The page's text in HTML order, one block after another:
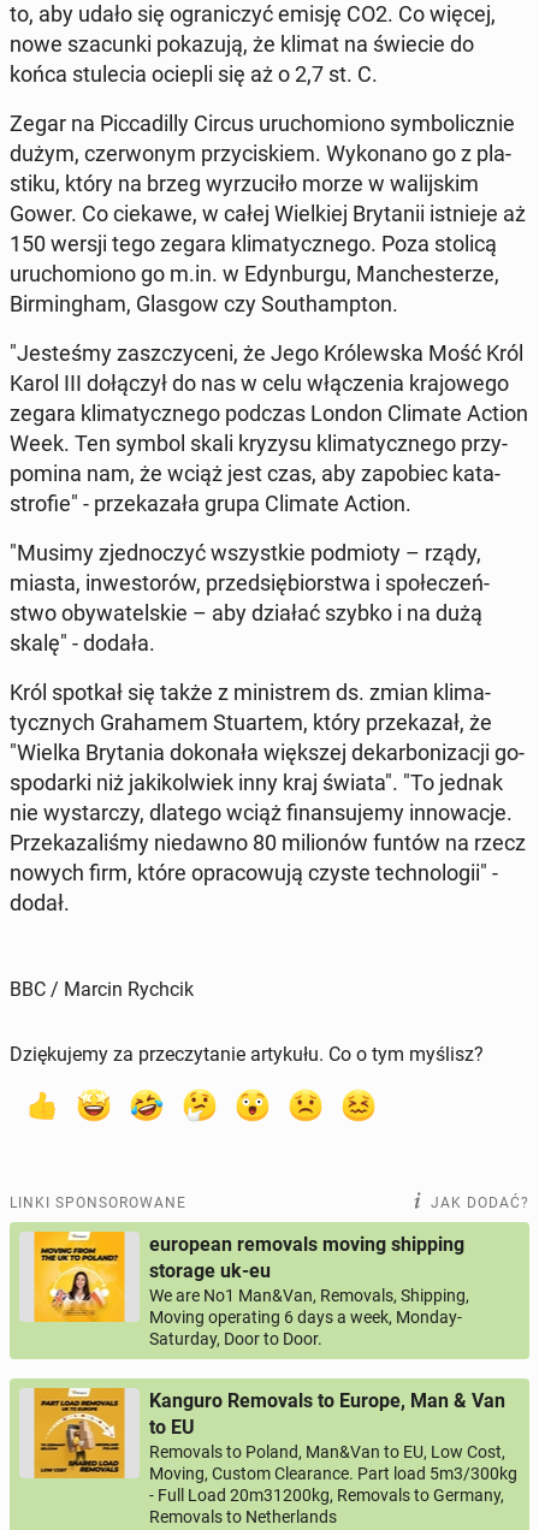
to, aby udało się ogra­ni­czyć emisję CO2. Co więcej,
nowe sza­cun­ki po­ka­zu­ją, że klimat na świecie do
końca stu­le­cia ociepli się aż o 2,7 st. C.
Zegar na Pic­ca­dil­ly Circus uru­cho­mio­no sym­bo­licz­nie
dużym, czer­wo­nym przy­ci­skiem. Wy­ko­na­no go z pla­
sti­ku, który na brzeg wy­rzu­ci­ło morze w wa­lij­skim
Gower. Co ciekawe, w całej Wiel­kiej Bry­ta­nii ist­nie­je aż
150 wersji tego zegara kli­ma­tycz­ne­go. Poza stolicą
uru­cho­mio­no go m.in. w Edyn­bur­gu, Man­che­ste­rze,
Bir­ming­ham, Glasgow czy So­uthamp­ton.
"Je­ste­śmy za­szczy­ce­ni, że Jego Kró­lew­ska Mość Król
Karol III do­łą­czył do nas w celu włą­cze­nia kra­jo­we­go
zegara kli­ma­tycz­ne­go podczas London Climate Action
Week. Ten symbol skali kryzysu kli­ma­tycz­ne­go przy­
po­mi­na nam, że wciąż jest czas, aby za­po­biec ka­ta­
stro­fie" - prze­ka­za­ła grupa Climate Action.
"Musimy zjed­no­czyć wszyst­kie pod­mio­ty – rządy,
miasta, in­we­sto­rów, przed­się­bior­stwa i spo­łe­czeń­
stwo oby­wa­tel­skie – aby działać szybko i na dużą
skalę" - dodała.
Król spotkał się także z mi­ni­strem ds. zmian kli­ma­
tycz­nych Gra­ha­mem Stu­ar­tem, który prze­ka­zał, że
"Wielka Bry­ta­nia do­ko­na­ła więk­szej de­kar­bo­ni­za­cji go­
spo­dar­ki niż ja­ki­kol­wiek inny kraj świata". "To jednak
nie wy­star­czy, dlatego wciąż fi­nan­su­je­my in­no­wa­cje.
Prze­ka­za­li­śmy nie­daw­no 80 mi­lio­nów funtów na rzecz
nowych firm, które opra­co­wu­ją czyste tech­no­lo­gii" -
dodał.
BBC / Marcin Rychcik
Dziękujemy za przeczytanie artykułu. Co o tym myślisz?
LINKI SPONSOROWANE JAK DODAĆ?
european removals moving shipping
storage uk-eu
We are No1 Man&Van, Removals, Shipping,
Moving operating 6 days a week, Monday-
Saturday, Door to Door.
Kanguro Removals to Europe, Man & Van
to EU
Removals to Poland, Man&Van to EU, Low Cost,
Moving, Custom Clearance. Part load 5m3/300kg
- Full Load 20m31200kg, Removals to Germany,
Removals to Netherlands